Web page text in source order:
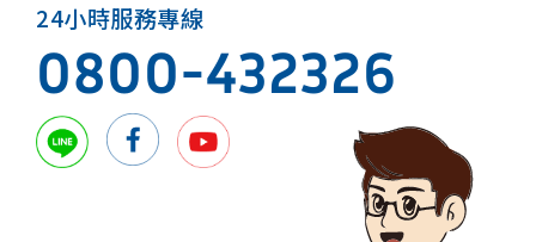
24小時服務專線
0800-432326